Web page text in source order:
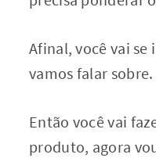
Afinal, você vai
vamos falar sobre.
Então você vai
produto, agora